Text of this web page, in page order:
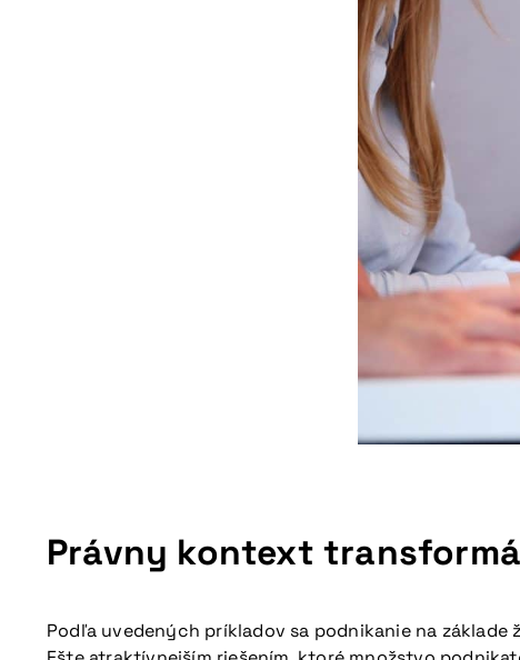
Právny kontext
Podľa uvedených príkladov sa podnikanie na